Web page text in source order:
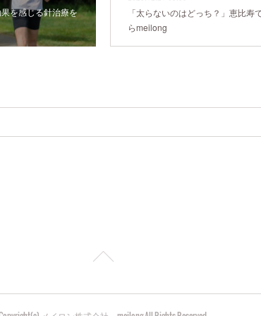
を感じる針治療を
「太らないのはどっち？」恵比寿
らmeilong